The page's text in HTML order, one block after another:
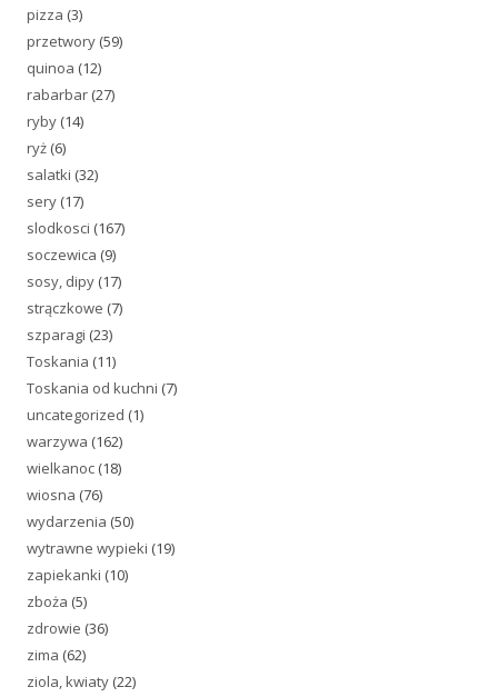
pizza (3)
przetwory (59)
quinoa (12)
rabarbar (27)
ryby (14)
ryż (6)
salatki (32)
sery (17)
slodkosci (167)
soczewica (9)
sosy, dipy (17)
strączkowe (7)
szparagi (23)
Toskania (11)
Toskania od kuchni (7)
uncategorized (1)
warzywa (162)
wielkanoc (18)
wiosna (76)
wydarzenia (50)
wytrawne wypieki (19)
zapiekanki (10)
zboża (5)
zdrowie (36)
zima (62)
ziola, kwiaty (22)